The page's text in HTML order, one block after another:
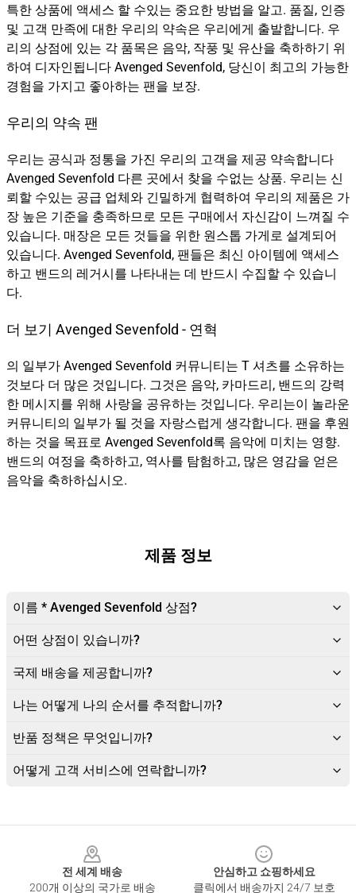
특한 상품에 액세스 할 수있는 중요한 방법을 알고. 품질, 인증
및 고객 만족에 대한 우리의 약속은 우리에게 출발합니다. 우
리의 상점에 있는 각 품목은 음악, 작풍 및 유산을 축하하기 위
하여 디자인됩니다 Avenged Sevenfold, 당신이 최고의 가능한
경험을 가지고 좋아하는 팬을 보장.
우리의 약속 팬
우리는 공식과 정통을 가진 우리의 고객을 제공 약속합니다
Avenged Sevenfold 다른 곳에서 찾을 수없는 상품. 우리는 신
뢰할 수있는 공급 업체와 긴밀하게 협력하여 우리의 제품은 가
장 높은 기준을 충족하므로 모든 구매에서 자신감이 느껴질 수
있습니다. 매장은 모든 것들을 위한 원스톱 가게로 설계되어
있습니다. Avenged Sevenfold, 팬들은 최신 아이템에 액세스
하고 밴드의 레거시를 나타내는 데 반드시 수집할 수 있습니
다.
더 보기 Avenged Sevenfold - 연혁
의 일부가 Avenged Sevenfold 커뮤니티는 T 셔츠를 소유하는
것보다 더 많은 것입니다. 그것은 음악, 카마드리, 밴드의 강력
한 메시지를 위해 사랑을 공유하는 것입니다. 우리는이 놀라운
커뮤니티의 일부가 될 것을 자랑스럽게 생각합니다. 팬을 후원
하는 것을 목표로 Avenged Sevenfold록 음악에 미치는 영향.
밴드의 여정을 축하하고, 역사를 탐험하고, 많은 영감을 얻은
음악을 축하하십시오.
제품 정보
이름 * Avenged Sevenfold 상점?
어떤 상점이 있습니까?
국제 배송을 제공합니까?
나는 어떻게 나의 순서를 추적합니까?
반품 정책은 무엇입니까?
어떻게 고객 서비스에 연락합니까?
전 세계 배송
200개 이상의 국가로 배송
안심하고 쇼핑하세요
클릭에서 배송까지 24/7 보호